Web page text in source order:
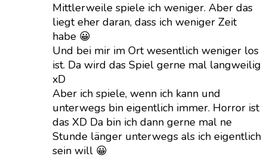
Mittlerweile spiele ich weniger. Aber das
liegt eher daran, dass ich weniger Zeit
habe 😀
Und bei mir im Ort wesentlich weniger los
ist. Da wird das Spiel gerne mal langweilig
xD
Aber ich spiele, wenn ich kann und
unterwegs bin eigentlich immer. Horror ist
das XD Da bin ich dann gerne mal ne
Stunde länger unterwegs als ich eigentlich
sein will 😀